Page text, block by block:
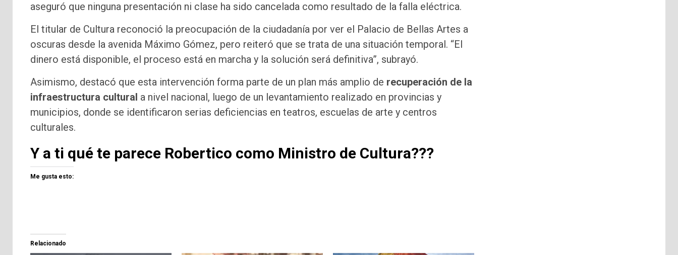
aseguró que ninguna presentación ni clase ha sido cancelada como resultado de la falla eléctrica.
El titular de Cultura reconoció la preocupación de la ciudadanía por ver el Palacio de Bellas Artes a
oscuras desde la avenida Máximo Gómez, pero reiteró que se trata de una situación temporal. “El
dinero está disponible, el proceso está en marcha y la solución será definitiva”, subrayó.
Asimismo, destacó que esta intervención forma parte de un plan más amplio de recuperación de la
infraestructura cultural a nivel nacional, luego de un levantamiento realizado en provincias y
municipios, donde se identificaron serias deficiencias en teatros, escuelas de arte y centros
culturales.
Y a ti qué te parece Robertico como Ministro de Cultura???
Me gusta esto:
Relacionado